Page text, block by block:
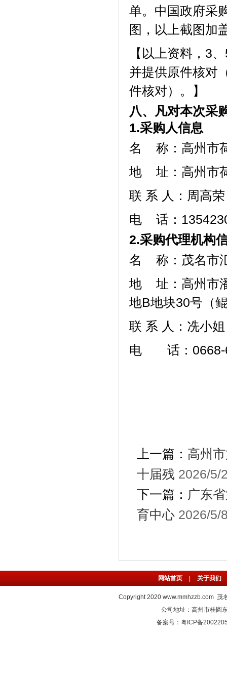
单。中国政府采
图，以上截图加
【以上资料， 3
并提供原件核对
件核对）。】
八、凡对本次采
1.采购人信息
名
称： 高州市
地 址：高州市
联 系 人：周高荣
电
话：
2.采购代理机构
名
称： 茂名
地 址：高州市
地B地块30号（
联 系 人：冼小姐
电 话：
上一篇： 高州
十届残 2026/5/
下一篇： 广东
育中心 2026/5/
网站首页 关于我们
Copyright 2020 www.mmhzzb.com 茂
公司地址：高州市桂圆
备案号：粤ICP备